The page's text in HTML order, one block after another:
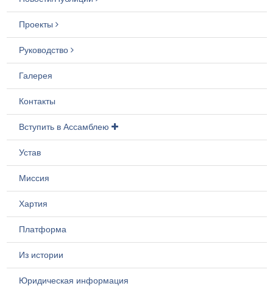
Проекты
Руководство
Галерея
Контакты
Вступить в Ассамблею
Устав
Миссия
Хартия
Платформа
Из истории
Юридическая информация